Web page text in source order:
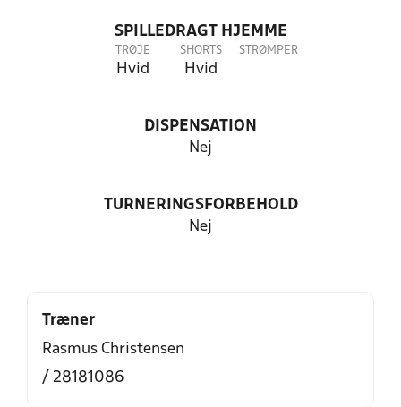
SPILLEDRAGT HJEMME
TRØJE
Hvid
SHORTS
Hvid
STRØMPER
DISPENSATION
Nej
TURNERINGSFORBEHOLD
Nej
Træner
Rasmus Christensen
/ 28181086